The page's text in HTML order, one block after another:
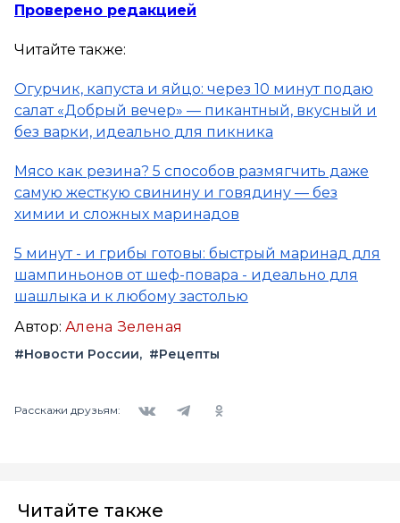
Проверено редакцией
Читайте также:
Огурчик, капуста и яйцо: через 10 минут подаю
салат «Добрый вечер» — пикантный, вкусный и
без варки, идеально для пикника
Мясо как резина? 5 способов размягчить даже
самую жесткую свинину и говядину — без
химии и сложных маринадов
5 минут - и грибы готовы: быстрый маринад для
шампиньонов от шеф-повара - идеально для
шашлыка и к любому застолью
Автор: Алена Зеленая
#Новости России #Рецепты
Расскажи друзьям:
Читайте также